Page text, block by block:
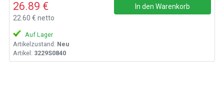
26.89 €
22.60 € netto
In den Warenkorb
Auf Lager
Artikelzustand: Neu
Artikel: 3229S0840